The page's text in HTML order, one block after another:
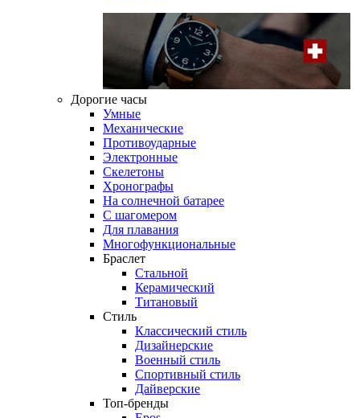
Дорогие часы
Умные
Механические
Противоударные
Электронные
Скелетоны
Хронографы
На солнечной батарее
С шагомером
Для плавания
Многофункциональные
Браслет
Стальной
Керамический
Титановый
Стиль
Классический стиль
Дизайнерские
Военный стиль
Спортивный стиль
Дайверские
Топ-бренды